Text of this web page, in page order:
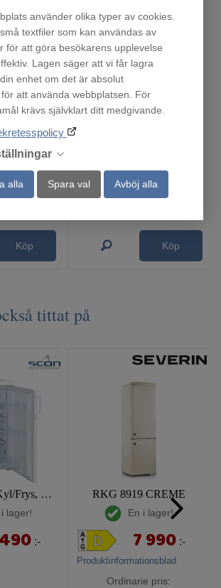
använder olika typer av cookies.
textfiler som kan användas av
för att göra besökarens upplevelse
Lagen säger att vi får lagra
enhet om det är absolut
att använda webbplatsen. För
krävs självklart ditt medgivande.
alla Spara val Avböj alla
lager!
:-
Köp
219 :-
Köp
tittat på
Scandomestic Kyl/Frys, SKB 161 W
lager!
:-
RKG 8919 CREME
En i lager!
Produktinformationsblad
7 990 :-
Ordinarie pris: